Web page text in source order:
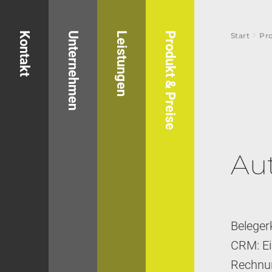
Kontakt Unternehmen Leistungen Produkt & Preise Start chevron_right
CRM: